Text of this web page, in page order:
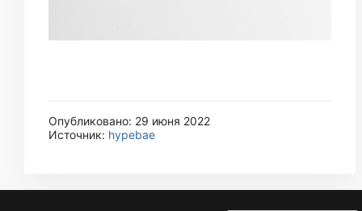
Опубликовано: 29 июня 2022
Источник: hypebae